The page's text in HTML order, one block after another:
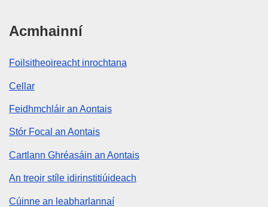
Acmhainní
Foilsitheoireacht inrochtana
Cellar
Feidhmchláir an Aontais
Stór Focal an Aontais
Cartlann Ghréasáin an Aontais
An treoir stíle idirinstitiúideach
Cúinne an leabharlannaí